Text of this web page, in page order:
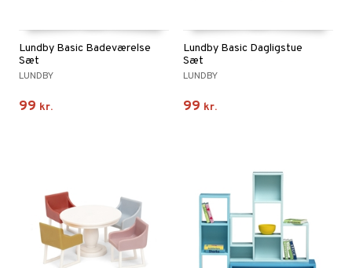
Lundby Basic Badeværelse
Sæt
LUNDBY
99 kr.
Lundby Basic Dagligstue
Sæt
LUNDBY
99 kr.